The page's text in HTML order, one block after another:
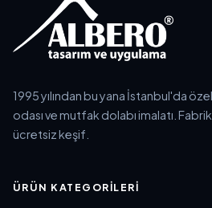
1995 yılından bu yana İstanbul'da
odası ve mutfak dolabı imalatı.
ücretsiz keşif.
ÜRÜN KATEGORILERI